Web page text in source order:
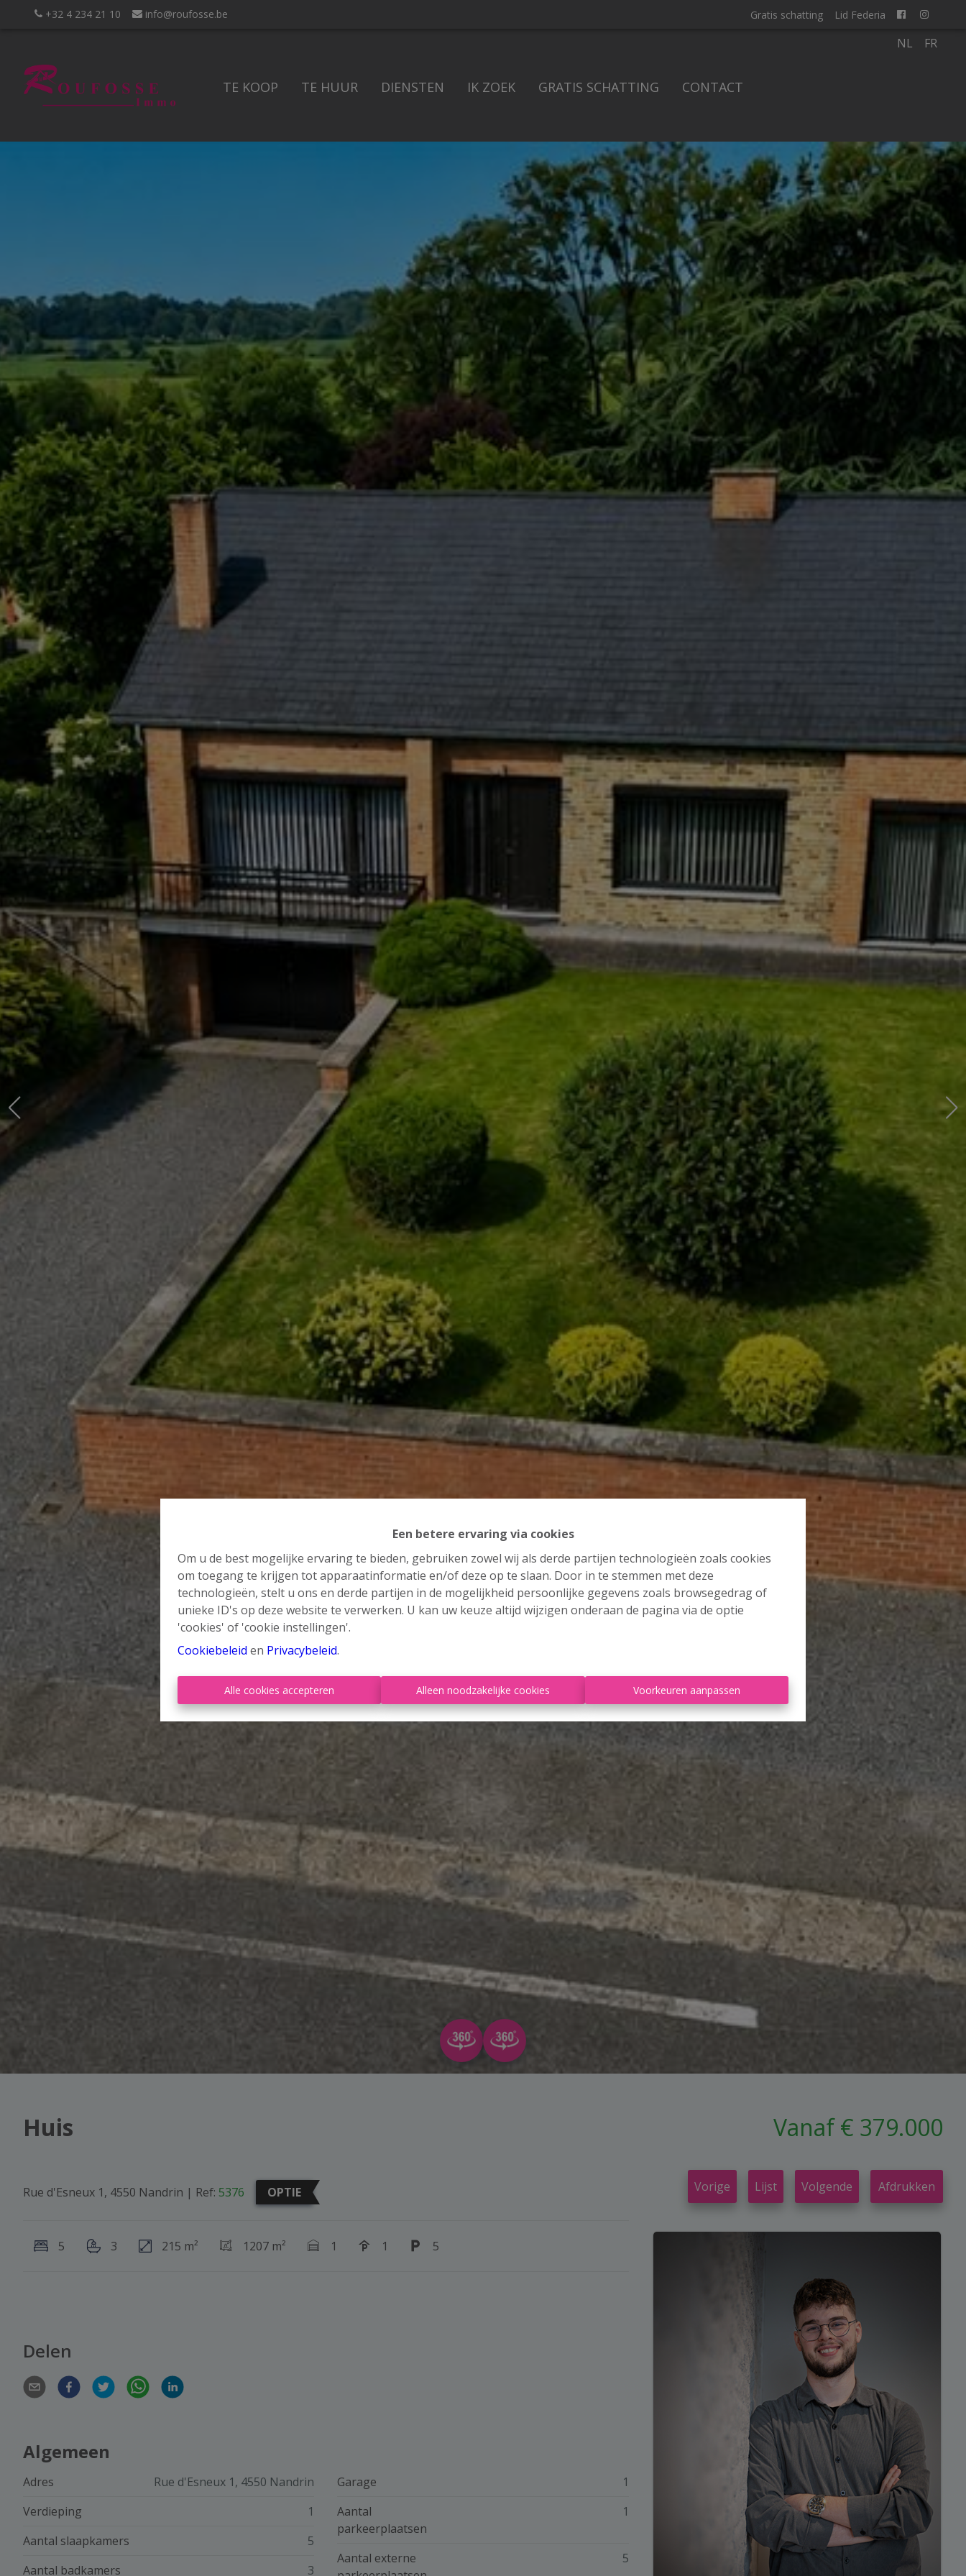
Een betere ervaring via cookies
Om u de best mogelijke ervaring te bieden, gebruiken zowel wij als derde partijen technologieën zoals cookies
om toegang te krijgen tot apparaatinformatie en/of deze op te slaan. Door in te stemmen met deze
technologieën, stelt u ons en derde partijen in de mogelijkheid persoonlijke gegevens zoals browsegedrag of
unieke ID's op deze website te verwerken. U kan uw keuze altijd wijzigen onderaan de pagina via de optie
'cookies' of 'cookie instellingen'.
Cookiebeleid en Privacybeleid.
Alle cookies accepteren Alleen noodzakelijke cookies Voorkeuren aanpassen
+32 4 234 21 10 info@roufosse.be Gratis schatting Lid Federia
TE KOOP TE HUUR DIENSTEN IK ZOEK GRATIS SCHATTING CONTACT
NL FR
Huis Vanaf € 379.000
Rue d'Esneux 1, 4550 Nandrin | Ref: 5376 OPTIE Vorige Lijst Volgende Afdrukken
5 3 215 m² 1207 m² 1 1 5
Delen
Algemeen
Adres
Rue d'Esneux 1, 4550 Nandrin
Verdieping
1
Aantal slaapkamers
5
Aantal badkamers
3
Garage
1
Aantal
parkeerplaatsen
1
Aantal externe
5